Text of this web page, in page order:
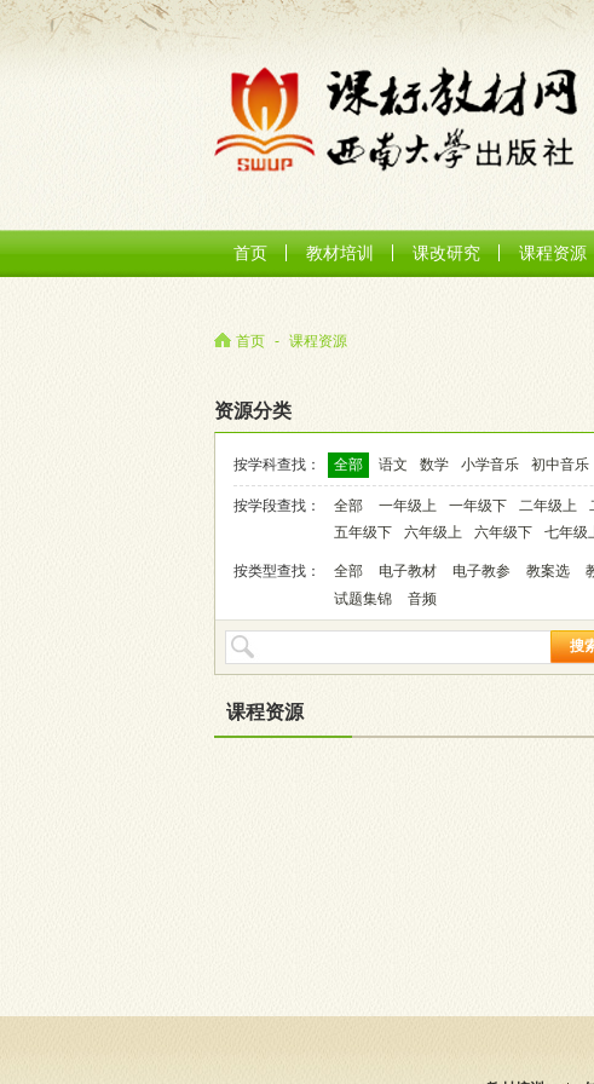
首页 教材培训 课改研究 课程资源
首页 - 课程资源
资源分类
按学科查找： 全部 语文 数学 小学音乐 初中音乐
按学段查找： 全部 一年级上 一年级下 二年级上
五年级下
六年级上 六年级下 七年级
按类型查找： 全部 电子教材 电子教参 教案选
试题集锦
音频
搜
课程资源